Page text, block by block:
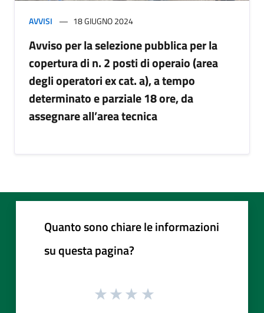
AVVISI 18 GIUGNO 2024
Avviso per la selezione pubblica per la
copertura di n. 2 posti di operaio (area
degli operatori ex cat. a), a tempo
determinato e parziale 18 ore, da
assegnare all’area tecnica
Quanto sono chiare le informazioni
su questa pagina?